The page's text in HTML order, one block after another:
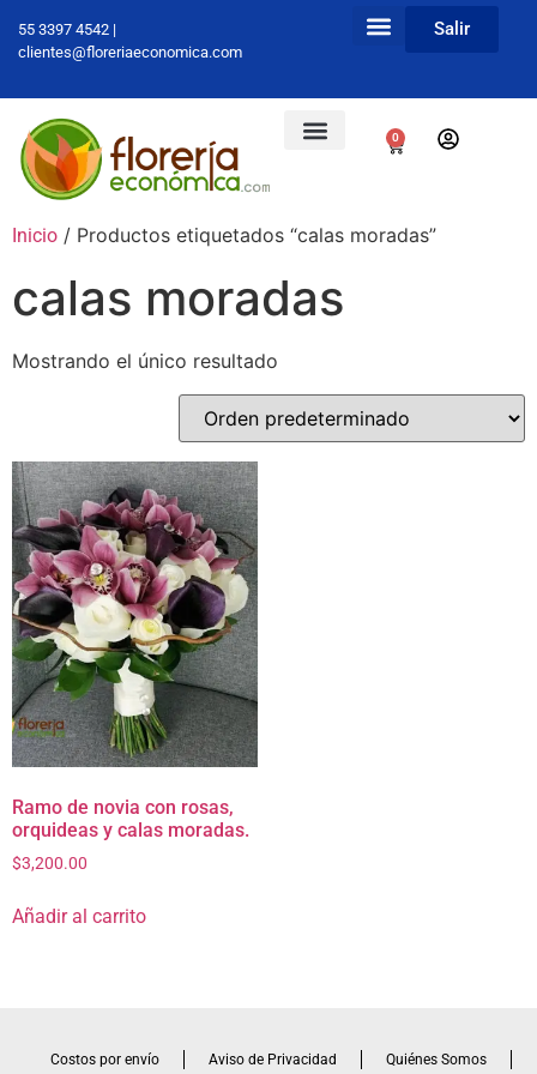
55 3397 4542 |
clientes@floreriaeconomica.com
Salir
0
Inicio / Productos etiquetados “calas moradas”
calas moradas
Mostrando el único resultado
Ramo de novia con rosas,
orquideas y calas moradas.
$3,200.00
Añadir al carrito
Costos por envío Aviso de Privacidad Quiénes Somos